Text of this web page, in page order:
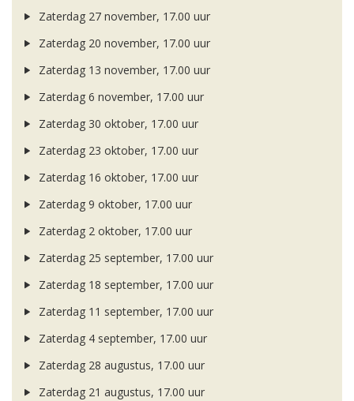
Zaterdag 27 november, 17.00 uur
Zaterdag 20 november, 17.00 uur
Zaterdag 13 november, 17.00 uur
Zaterdag 6 november, 17.00 uur
Zaterdag 30 oktober, 17.00 uur
Zaterdag 23 oktober, 17.00 uur
Zaterdag 16 oktober, 17.00 uur
Zaterdag 9 oktober, 17.00 uur
Zaterdag 2 oktober, 17.00 uur
Zaterdag 25 september, 17.00 uur
Zaterdag 18 september, 17.00 uur
Zaterdag 11 september, 17.00 uur
Zaterdag 4 september, 17.00 uur
Zaterdag 28 augustus, 17.00 uur
Zaterdag 21 augustus, 17.00 uur